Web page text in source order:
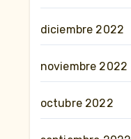
diciembre 2022
noviembre 2022
octubre 2022